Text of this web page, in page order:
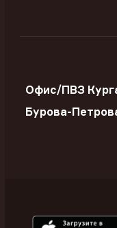
Офис/ПВЗ
Бурова-